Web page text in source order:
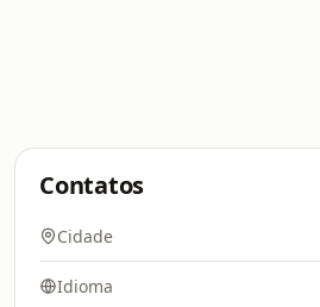
Contatos
Cidade
Idioma